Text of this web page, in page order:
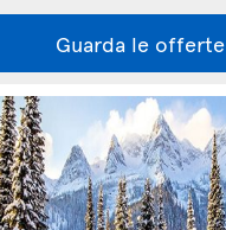
Guarda le offerte